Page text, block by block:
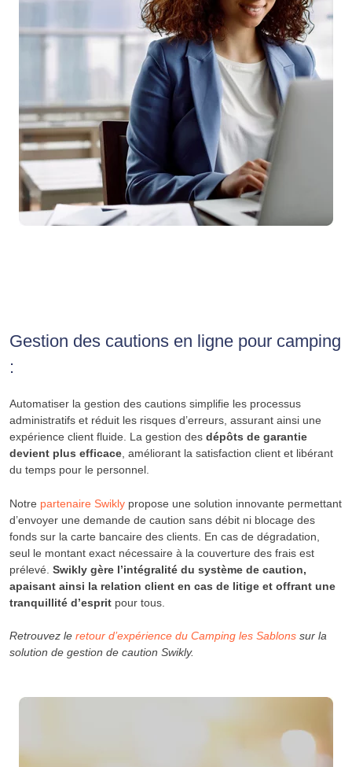
Gestion des cautions en ligne pour camping
:
Automatiser la gestion des cautions simplifie les processus
administratifs et réduit les risques d’erreurs, assurant ainsi une
expérience client fluide. La gestion des dépôts de garantie
devient plus efficace , améliorant la satisfaction client et libérant
du temps pour le personnel.
Notre partenaire Swikly propose une solution innovante permettant
d’envoyer une demande de caution sans débit ni blocage des
fonds sur la carte bancaire des clients. En cas de dégradation,
seul le montant exact nécessaire à la couverture des frais est
prélevé. Swikly gère l’intégralité du système de caution,
apaisant ainsi la relation client en cas de litige et offrant une
tranquillité d’esprit pour tous.
Retrouvez le retour d’expérience du Camping les Sablons sur la
solution de gestion de caution Swikly.